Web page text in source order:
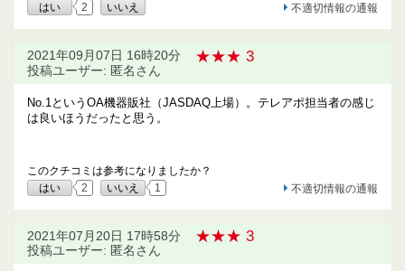
はい
2 いいえ 不適切情報の通報
2021年09月07日 16時20分 ★★★ 3
投稿ユーザー: 匿名さん
No.1というOA機器販社（JASDAQ上場）。テレアポ担当者の感じ
は良いほうだったと思う。
このクチコミは参考になりましたか？
はい
2 いいえ 1 不適切情報の通報
2021年07月20日 17時58分 ★★★ 3
投稿ユーザー: 匿名さん